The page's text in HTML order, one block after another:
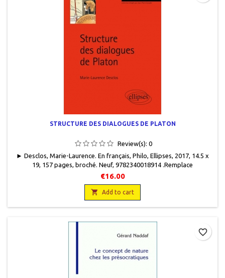
STRUCTURE DES DIALOGUES DE PLATON
Review(s): 0
► Desclos, Marie-Laurence. En français, Philo, Ellipses, 2017, 14.5 x
19, 157 pages, broché. Neuf, 9782340018914 .Remplace
l'isbn 9782729802974 indisponible chez l'éditeur.
€16.00
 Add to cart
favorite_border